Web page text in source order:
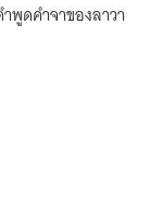
พูดคำจาของลาวา